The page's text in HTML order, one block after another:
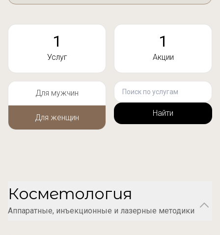
1
Услуг
1
Акции
Для мужчин
Для женщин
Поиск по услугам
Найти
Косметология
Аппаратные, инъекционные и лазерные методики